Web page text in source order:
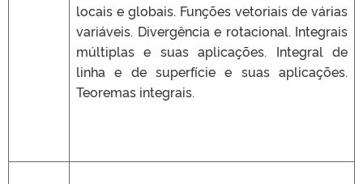
locais e globais. Funções vetoriais de várias
variáveis. Divergência e rotacional. Integrais
múltiplas e suas aplicações. Integral de
linha e de superfície e suas aplicações.
Teoremas integrais.